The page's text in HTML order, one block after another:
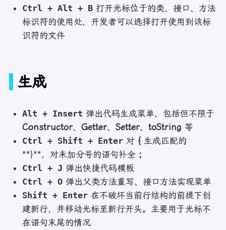
Ctrl + Alt + B打开光标位于的类、接口、方法
标识符的使用处，开发者可以选择打开使用到该标
识符的文件
生成
Alt + Insert 弹出代码生成菜单，包括但不限于
Constructor、 Getter、 Setter、 toString 等
Ctrl + Shift + Enter对 {生成匹配的
**}**，对未加分号的语句补全 ;
Ctrl + J 弹出快捷代码模板
Ctrl + O弹出父类方法重写、接口方法实现菜单
Shift + Enter在不破坏当前行结构的前提下创
建新行，并移动光标至新行开头。主要用于光标不
在语句末尾的情况